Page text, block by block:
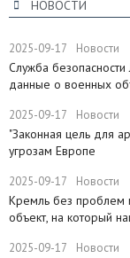
НОВОСТИ
2025-09-17 Новости
Служба
данные о военных
2025-09-17 Новости
"Законная цель для
угрозам Европе
2025-09-17 Новости
​Кремль без проблем
объект, на который
2025-09-17 Новости